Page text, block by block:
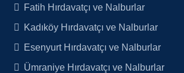
Fatih Hırdavatçı ve Nalburlar
Kadıköy Hırdavatçı ve Nalburlar
Esenyurt Hırdavatçı ve Nalburlar
Ümraniye Hırdavatçı ve Nalburlar